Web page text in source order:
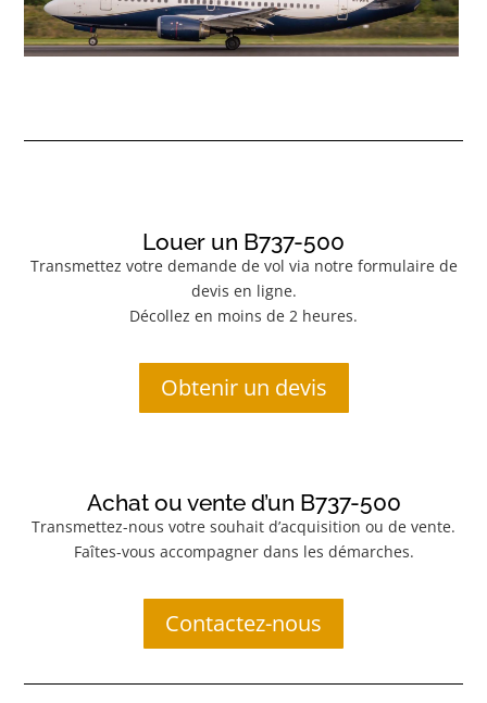
Louer un B737-500
Transmettez votre demande de vol via notre formulaire de
devis en ligne.
Décollez en moins de 2 heures.
Obtenir un devis
Achat ou vente d’un B737-500
Transmettez-nous votre souhait d’acquisition ou de vente.
Faîtes-vous accompagner dans les démarches.
Contactez-nous